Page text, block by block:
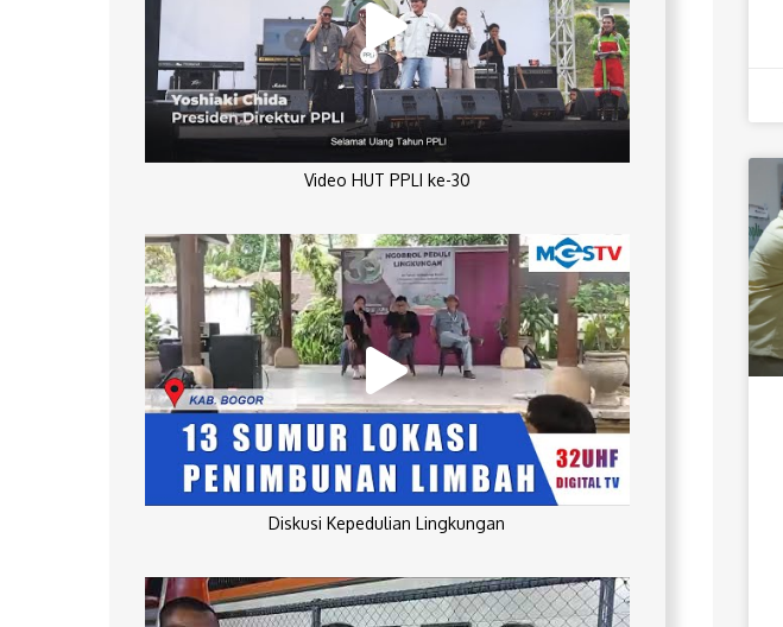
Video HUT PPLI ke-30
Diskusi Kepedulian Lingkungan